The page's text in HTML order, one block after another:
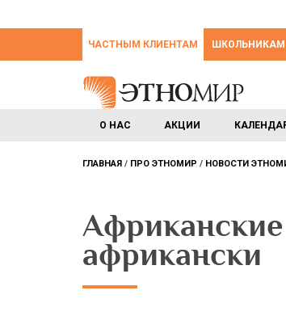
ЧАСТНЫМ КЛИЕНТАМ ШКОЛЬНИКАМ
О НАС АКЦИИ
ГЛАВНАЯ ПРО ЭТНОМИР НОВОСТИ
африкански